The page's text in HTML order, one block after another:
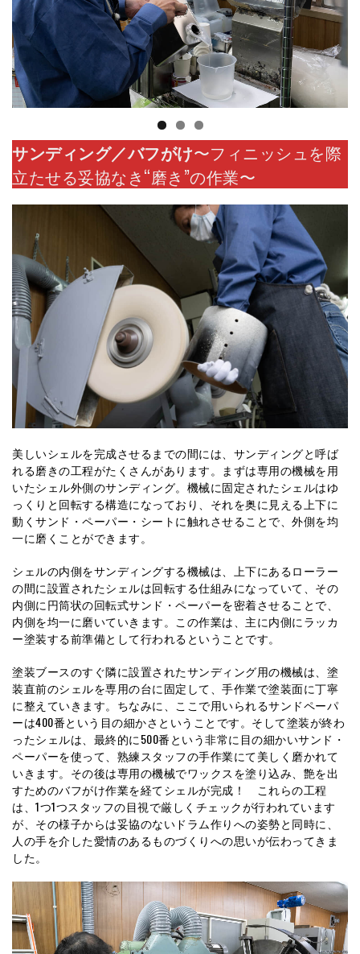
サンディング／バフがけ〜フィニッシュを際
立たせる妥協なき“磨き”の作業〜
美しいシェルを完成させるまでの間には、サンディングと呼ば
れる磨きの工程がたくさんがあります。まずは専用の機械を用
いたシェル外側のサンディング。機械に固定されたシェルはゆ
っくりと回転する構造になっており、それを奥に見える上下に
動くサンド・ペーパー・シートに触れさせることで、外側を均
一に磨くことができます。
シェルの内側をサンディングする機械は、上下にあるローラー
の間に設置されたシェルは回転する仕組みになっていて、その
内側に円筒状の回転式サンド・ペーパーを密着させることで、
内側を均一に磨いていきます。この作業は、主に内側にラッカ
ー塗装する前準備として行われるということです。
塗装ブースのすぐ隣に設置されたサンディング用の機械は、塗
装直前のシェルを専用の台に固定して、手作業で塗装面に丁寧
に整えていきます。ちなみに、ここで用いられるサンドペーパ
ーは400番という目の細かさということです。そして塗装が終わ
ったシェルは、最終的に500番という非常に目の細かいサンド・
ペーパーを使って、熟練スタッフの手作業にて美しく磨かれて
いきます。その後は専用の機械でワックスを塗り込み、艶を出
すためのバフがけ作業を経てシェルが完成！ これらの工程
は、1つ1つスタッフの目視で厳しくチェックが行われています
が、その様子からは妥協のないドラム作りへの姿勢と同時に、
人の手を介した愛情のあるものづくりへの思いが伝わってきま
した。